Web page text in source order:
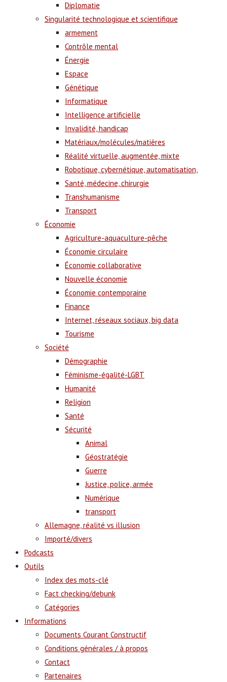
Diplomatie
Singularité technologique et scientifique
armement
Contrôle mental
Énergie
Espace
Génétique
Informatique
Intelligence artificielle
Invalidité, handicap
Matériaux/molécules/matières
Réalité virtuelle, augmentée, mixte
Robotique, cybernétique, automatisation,
Santé, médecine, chirurgie
Transhumanisme
Transport
Économie
Agriculture-aquaculture-pêche
Économie circulaire
Économie collaborative
Nouvelle économie
Économie contemporaine
Finance
Internet, réseaux sociaux, big data
Tourisme
Société
Démographie
Féminisme-égalité-LGBT
Humanité
Religion
Santé
Sécurité
Animal
Géostratégie
Guerre
Justice, police, armée
Numérique
transport
Allemagne, réalité vs illusion
Importé/divers
Podcasts
Outils
Index des mots-clé
Fact checking/debunk
Catégories
Informations
Documents Courant Constructif
Conditions générales / à propos
Contact
Partenaires